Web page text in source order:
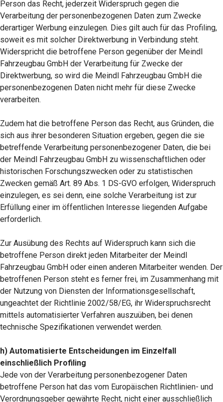
Person das Recht, jederzeit Widerspruch gegen die
Verarbeitung der personenbezogenen Daten zum Zwecke
derartiger Werbung einzulegen. Dies gilt auch für das Profiling,
soweit es mit solcher Direktwerbung in Verbindung steht.
Widerspricht die betroffene Person gegenüber der Meindl
Fahrzeugbau GmbH der Verarbeitung für Zwecke der
Direktwerbung, so wird die Meindl Fahrzeugbau GmbH die
personenbezogenen Daten nicht mehr für diese Zwecke
verarbeiten.
Zudem hat die betroffene Person das Recht, aus Gründen, die
sich aus ihrer besonderen Situation ergeben, gegen die sie
betreffende Verarbeitung personenbezogener Daten, die bei
der Meindl Fahrzeugbau GmbH zu wissenschaftlichen oder
historischen Forschungszwecken oder zu statistischen
Zwecken gemäß Art. 89 Abs. 1 DS-GVO erfolgen, Widerspruch
einzulegen, es sei denn, eine solche Verarbeitung ist zur
Erfüllung einer im öffentlichen Interesse liegenden Aufgabe
erforderlich.
Zur Ausübung des Rechts auf Widerspruch kann sich die
betroffene Person direkt jeden Mitarbeiter der Meindl
Fahrzeugbau GmbH oder einen anderen Mitarbeiter wenden. Der
betroffenen Person steht es ferner frei, im Zusammenhang mit
der Nutzung von Diensten der Informationsgesellschaft,
ungeachtet der Richtlinie 2002/58/EG, ihr Widerspruchsrecht
mittels automatisierter Verfahren auszuüben, bei denen
technische Spezifikationen verwendet werden.
h) Automatisierte Entscheidungen im Einzelfall
einschließlich Profiling
Jede von der Verarbeitung personenbezogener Daten
betroffene Person hat das vom Europäischen Richtlinien- und
Verordnungsgeber gewährte Recht, nicht einer ausschließlich